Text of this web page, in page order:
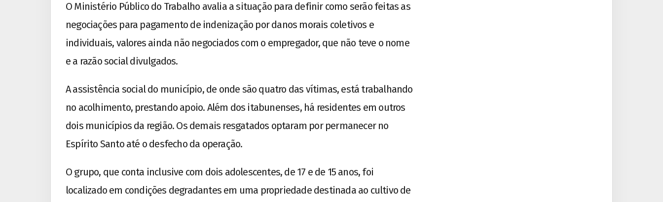
O Ministério Público do Trabalho avalia a situação para definir como serão feitas as
negociações para pagamento de indenização por danos morais coletivos e
individuais, valores ainda não negociados com o empregador, que não teve o nome
e a razão social divulgados.
A assistência social do município, de onde são quatro das vítimas, está trabalhando
no acolhimento, prestando apoio. Além dos itabunenses, há residentes em outros
dois municípios da região. Os demais resgatados optaram por permanecer no
Espírito Santo até o desfecho da operação.
O grupo, que conta inclusive com dois adolescentes, de 17 e de 15 anos, foi
localizado em condições degradantes em uma propriedade destinada ao cultivo de